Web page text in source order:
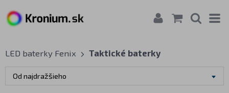
LED baterky Fenix Taktické baterky
Od najdražšieho